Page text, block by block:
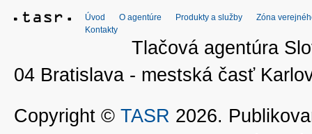
Úvod O agentúre Produkty a služby
Zóna
Kontakty
Tlačová agentúra
04 Bratislava - mestská časť
Copyright © TASR 2026.